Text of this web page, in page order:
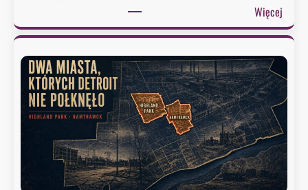
o
.
B
ł
y
o
r
a
Więcej:
Ż
r
e
k
w
y
s
ł
a